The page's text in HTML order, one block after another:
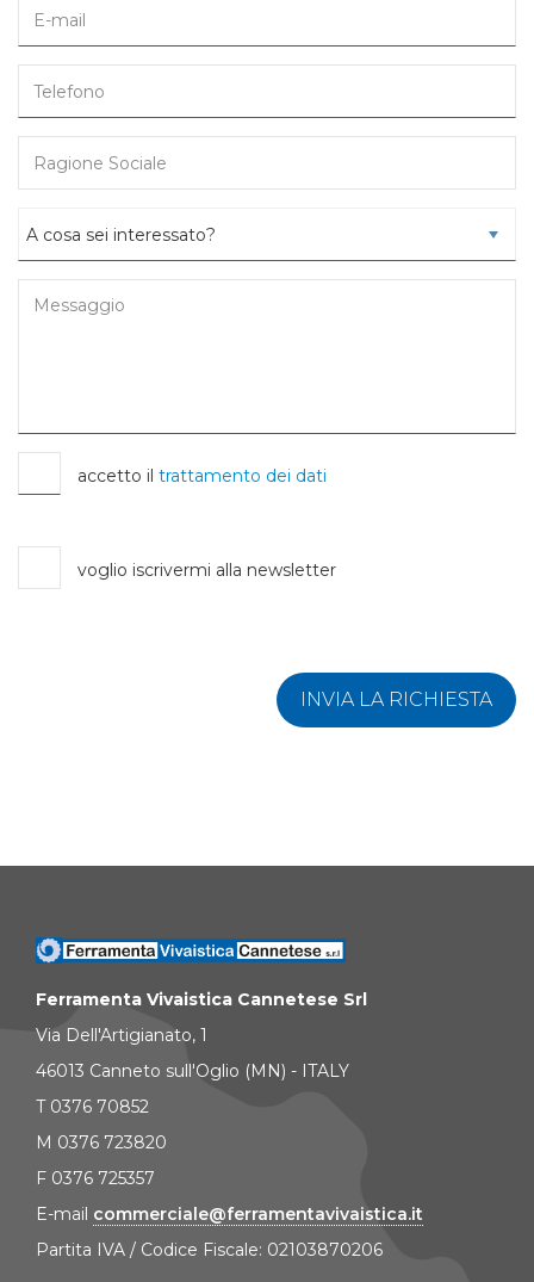
accetto il trattamento dei dati
voglio iscrivermi alla newsletter
INVIA LA RICHIESTA
Ferramenta Vivaistica Cannetese Srl
Via Dell'Artigianato, 1
46013 Canneto sull'Oglio (MN) - ITALY
T 0376 70852
M 0376 723820
F 0376 725357
E-mail commerciale@ferramentavivaistica.it
Partita IVA / Codice Fiscale: 02103870206